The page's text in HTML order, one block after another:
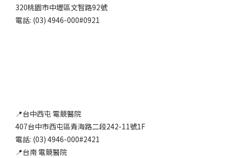
320桃園市中壢區文智路92號
電話: (03) 4946-000#0921
📍台中西屯 電競醫院
407台中市西屯區青海路二段242-11號1F
電話: (03) 4946-000#2421
📍台南 電競醫院